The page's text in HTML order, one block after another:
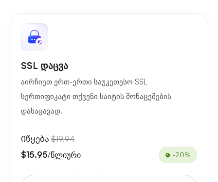
SSL დაცვა
აირჩიეთ ერთ-ერთი საუკეთესო SSL
სერთიფიკატი თქვენი საიტის მონაცემების
დასაცავად.
Იწყება $19.94
$15.95/წლიური -20%